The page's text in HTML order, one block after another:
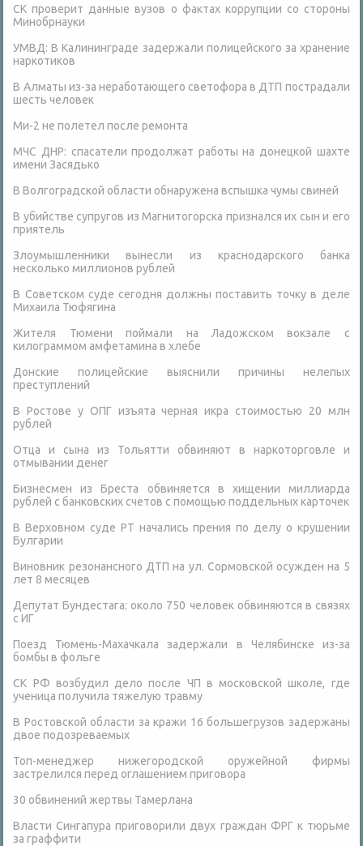
СК проверит данные вузов о фактах коррупции со стороны
Минобрнауки
УМВД: В Калининграде задержали полицейского за хранение
наркотиков
В Алматы из-за неработающего светофора в ДТП пострадали
шесть человек
Ми-2 не полетел после ремонта
МЧС ДНР: спасатели продолжат работы на донецкой шахте
имени Засядько
В Волгоградской области обнаружена вспышка чумы свиней
В убийстве супругов из Магнитогорска признался их сын и его
приятель
Злоумышленники вынесли из краснодарского банка
несколько миллионов рублей
В Советском суде сегодня должны поставить точку в деле
Михаила Тюфягина
Жителя Тюмени поймали на Ладожском вокзале с
килограммом амфетамина в хлебе
Донские полицейские выяснили причины нелепых
преступлений
В Ростове у ОПГ изъята черная икра стоимостью 20 млн
рублей
Отца и сына из Тольятти обвиняют в наркоторговле и
отмывании денег
Бизнесмен из Бреста обвиняется в хищении миллиарда
рублей с банковских счетов с помощью поддельных карточек
В Верховном суде РТ начались прения по делу о крушении
Булгарии
Виновник резонансного ДТП на ул. Сормовской осужден на 5
лет 8 месяцев
Депутат Бундестага: около 750 человек обвиняются в связях
с ИГ
Поезд Тюмень-Махачкала задержали в Челябинске из-за
бомбы в фольге
СК РФ возбудил дело после ЧП в московской школе, где
ученица получила тяжелую травму
В Ростовской области за кражи 16 большегрузов задержаны
двое подозреваемых
Топ-менеджер нижегородской оружейной фирмы
застрелился перед оглашением приговора
30 обвинений жертвы Тамерлана
Власти Сингапура приговорили двух граждан ФРГ к тюрьме
за граффити